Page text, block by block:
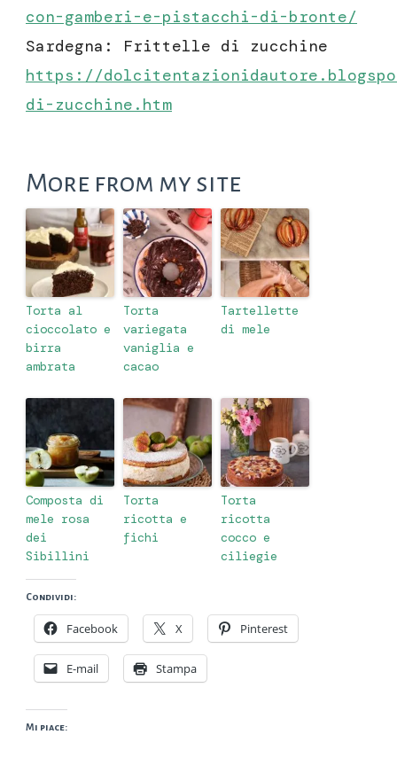
con-gamberi-e-pistacchi-di-bronte/
Sardegna: Frittelle di zucchine
https://
di-zucchine.htm
More from my site
Torta al
cioccolato e
birra
ambrata
Torta
variegata
vaniglia e
cacao
Tartellette
di mele
Composta di
mele rosa
dei
Sibillini
Torta
ricotta e
fichi
Torta
ricotta
cocco e
ciliegie
Condividi:
Facebook X Pinterest
E-mail Stampa
Mi piace: